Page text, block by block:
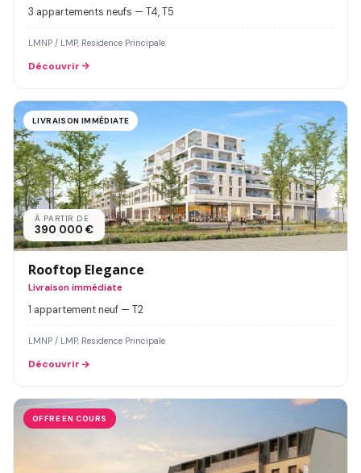
3 appartements neufs — T4, T5
LMNP / LMP, Residence Principale
Découvrir
LIVRAISON IMMÉDIATE
À PARTIR DE
390 000 €
Rooftop Elegance
Livraison immédiate
1 appartement neuf — T2
LMNP / LMP, Residence Principale
Découvrir
OFFRE EN COURS